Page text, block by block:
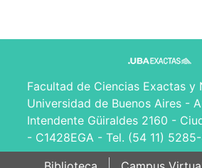
Facultad de Ciencias Exactas y
Universidad de Buenos Aires -
Intendente Güiraldes 2160 -
- C1428EGA - Tel. (54 11)